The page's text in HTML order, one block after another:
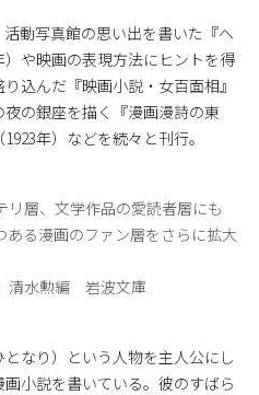
動写真館の思い出を書いた『へ
や映画の表現方法にヒントを得
込んだ『映画小説・女百面相』
夜の銀座を描く『漫画漫詩の東
年）などを続々と刊行。
リ層、文学作品の愛読者層にも
る漫画のファン層をさらに拡大
清水勲編 岩波文庫
なり）という人物を主人公にし
小説を書いている。彼のすばら